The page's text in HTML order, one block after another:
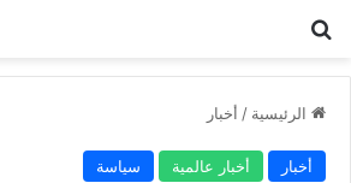
الرئيسية / أخبار
أخبار أخبار عالمية سياسة